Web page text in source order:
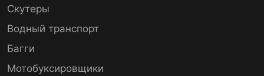
Скутеры
Водный транспорт
Багги
Мотобуксировщики